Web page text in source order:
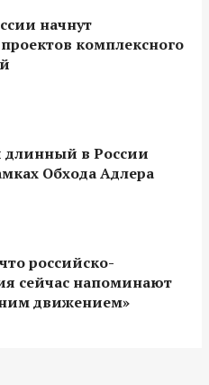
начнут
комплексного
длинный в России
Обхода Адлера
российско-
сейчас напоминают
движением»